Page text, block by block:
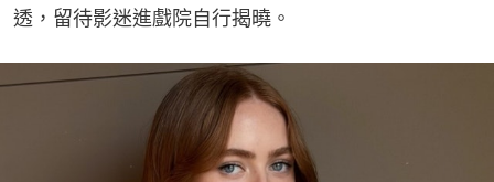
透，留待影迷進戲院自行揭曉。